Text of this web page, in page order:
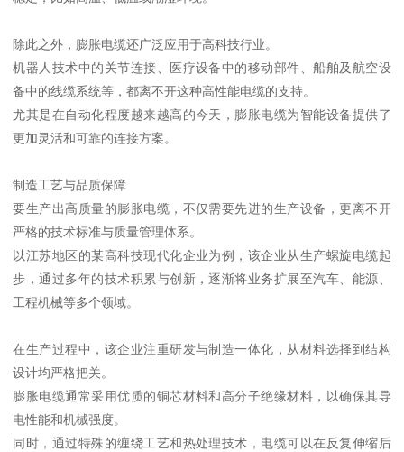
除此之外，膨胀电缆还广泛应用于高科技行业。
机器人技术中的关节连接、医疗设备中的移动部件、船舶及航空设
备中的线缆系统等，都离不开这种高性能电缆的支持。
尤其是在自动化程度越来越高的今天，膨胀电缆为智能设备提供了
更加灵活和可靠的连接方案。
制造工艺与品质保障
要生产出高质量的膨胀电缆，不仅需要先进的生产设备，更离不开
严格的技术标准与质量管理体系。
以江苏地区的某高科技现代化企业为例，该企业从生产螺旋电缆起
步，通过多年的技术积累与创新，逐渐将业务扩展至汽车、能源、
工程机械等多个领域。
在生产过程中，该企业注重研发与制造一体化，从材料选择到结构
设计均严格把关。
膨胀电缆通常采用优质的铜芯材料和高分子绝缘材料，以确保其导
电性能和机械强度。
同时，通过特殊的缠绕工艺和热处理技术，电缆可以在反复伸缩后